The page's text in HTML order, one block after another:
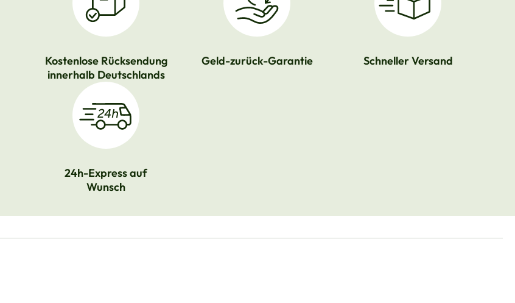
Kostenlose Rücksendung
innerhalb Deutschlands
Geld-zurück-Garantie Schneller Versand
24h-Express auf
Wunsch